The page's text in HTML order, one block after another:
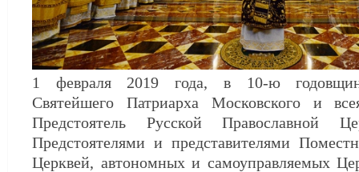
1 февраля 2019 года, в 10-ю
Святейшего Патриарха Московского и
Предстоятель Русской Православной
Предстоятелями и представителями
Церквей, автономных и самоуправляемых